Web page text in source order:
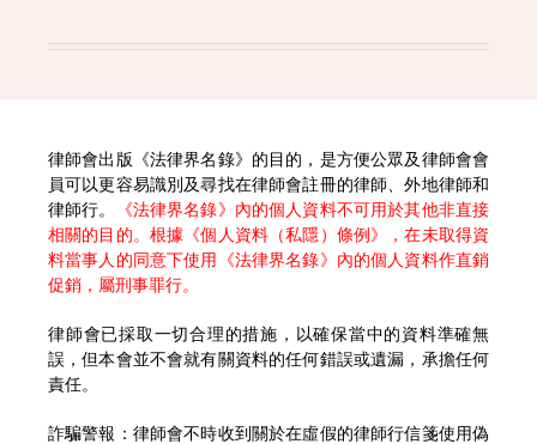
律師會出版《法律界名錄》的目的，是方便公眾及律師會會
員可以更容易識別及尋找在律師會註冊的律師、外地律師和
律師行。
《法律界名錄》內的個人資料不可用於其他非直接
相關的目的。根據《個人資料（私隱）條例》，在未取得資
料當事人的同意下使用《法律界名錄》內的個人資料作直銷
促銷，屬刑事罪行。
律師會已採取一切合理的措施，以確保當中的資料準確無
誤，但本會並不會就有關資料的任何錯誤或遺漏，承擔任何
責任。
詐騙警報：律師會不時收到關於在虛假的律師行信箋使用偽